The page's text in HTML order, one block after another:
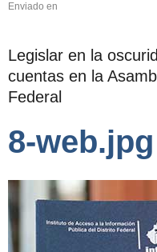
Enviado en
Legislar en la
cuentas en la
Federal
8-web.jpg